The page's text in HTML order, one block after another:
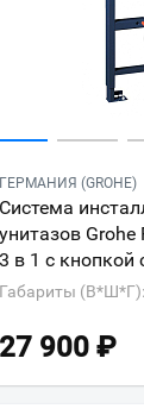
ГЕРМАНИЯ (GROHE)
Система
унитазов Grohe
3 в 1 с кнопкой
Габариты (В*Ш*Г):
27 900 ₽